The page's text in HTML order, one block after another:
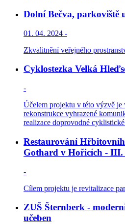
Dolní Bečva, parkoviště
01. 04. 2024 -
Zkvalitnění veřejného
Cyklostezka Velká
-
Účelem projektu v této výzvě je
rekonstrukce vyhrazené
realizace doprovodné
Restaurování
Gothard v Hořicích - III.
-
Cílem projektu je revitalizace
ZUŠ Šternberk -
učeben